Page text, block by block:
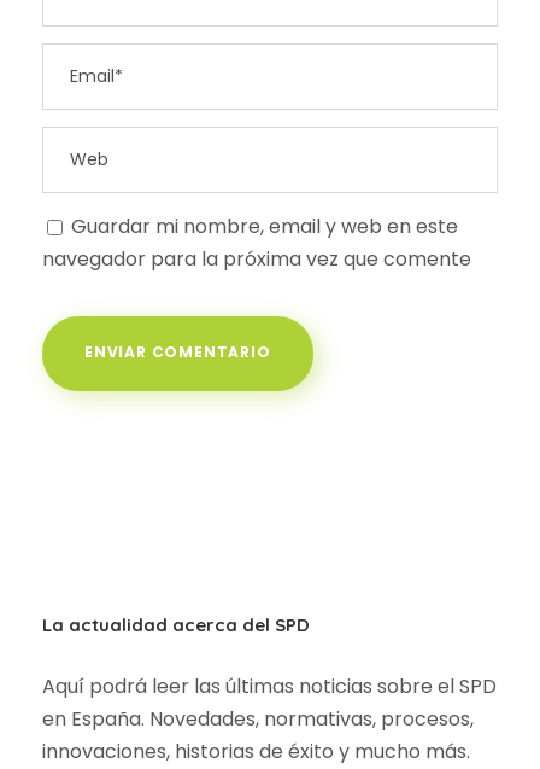
Guardar mi nombre, email y web en este
navegador para la próxima vez que comente
La actualidad acerca del SPD
Aquí podrá leer las últimas noticias sobre el SPD
en España. Novedades, normativas, procesos,
innovaciones, historias de éxito y mucho más.